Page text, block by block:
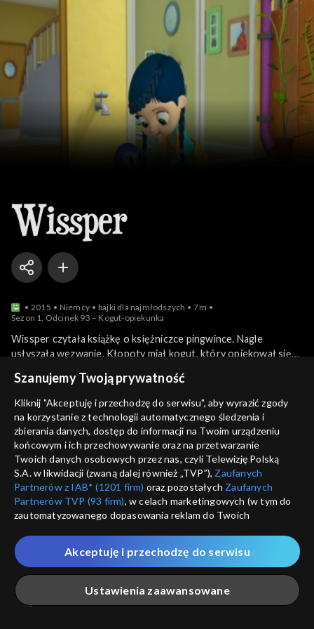
2015 Niemcy bajki dla najmłodszych
7m
Sezon 1, Odcinek 93 – Kogut-opiekunka
Wissper czytała książkę o księżniczce pingwince. Nagle
usłyszała wezwanie. Kłopoty miał kogut, który opiekował się
Gdy wróci ich mama to wszyscy mogą mieć kłopoty, a
największe – kogut. Czy Wissper mu pomoże?
więcej
Sezony i odcinki
Wybierz
Odcinki
Rekomendowane dla Ciebie
Szanujemy Twoją prywatność
Kliknij "Akceptuję i przechodzę do serwisu", aby wyrazić zgody
na korzystanie z technologii automatycznego śledzenia i
zbierania danych, dostęp do informacji na Twoim urządzeniu
końcowym i ich przechowywanie oraz na przetwarzanie
Twoich danych osobowych przez nas, czyli Telewizję Polską
S.A. w likwidacji (zwaną dalej również „TVP”), Zaufanych
Partnerów z IAB* (1201 firm) oraz pozostałych Zaufanych
Partnerów TVP (93 firm), w celach marketingowych (w tym do
zautomatyzowanego dopasowania reklam do Twoich
które wskazujemy poniżej, a także zgody na udostępnianie
przez nas identyfikatora PPID do Google.
Twoje dane osobowe zbierane podczas odwiedzania przez
Ciebie naszych
poszczególnych serwisówzwanych dalej
„Portalem”, w tym informacje zapisywane za pomocą
Ustawienia zaawansowane
Akceptuję i przechodzę do serwisu